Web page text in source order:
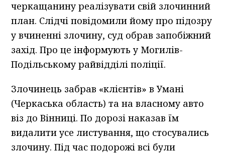
черкащанину реалізувати свій злочинний
план. Слідчі повідомили йому про підозру
у вчиненні злочину, суд обрав запобіжний
захід. Про це інформують у Могилів-
Подільському райвідділі поліції.
Злочинець забрав «клієнтів» в Умані
(Черкаська область) та на власному авто
віз до Вінниці. По дорозі наказав їм
видалити усе листування, що стосувались
злочину. Під час подорожі всі були